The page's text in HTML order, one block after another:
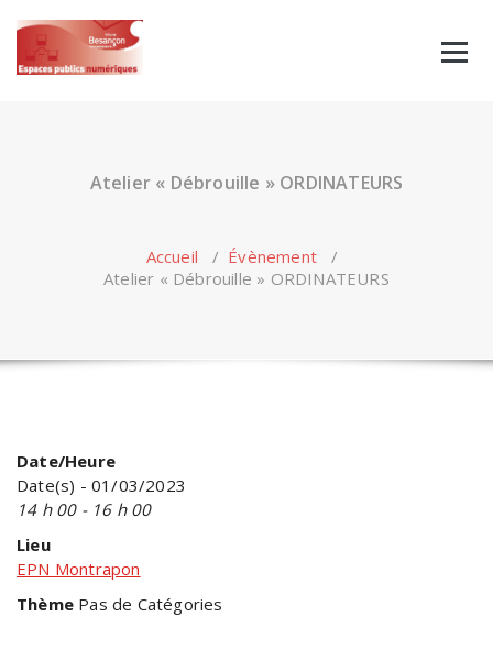
content
Atelier « Débrouille » ORDINATEURS
Accueil / Évènement /
Atelier « Débrouille » ORDINATEURS
Date/Heure
Date(s) - 01/03/2023
14 h 00 - 16 h 00
Lieu
EPN Montrapon
Thème Pas de Catégories